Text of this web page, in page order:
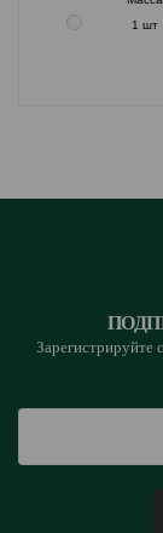
1 шт
Зарегистрируйте